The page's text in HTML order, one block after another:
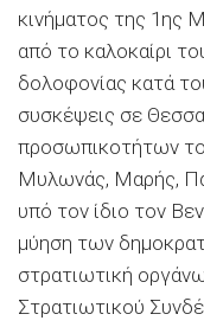
κινήματος της 1ης
από το καλοκαίρι
δολοφονίας κατά
συσκέψεις σε
προσωπικοτήτων
Μυλωνάς, Μαρής,
υπό τον ίδιο τον
μύηση των
στρατιωτική
Στρατιωτικού